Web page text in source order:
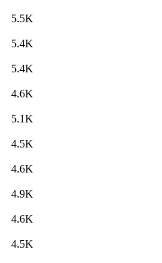
5.5K
5.4K
5.4K
4.6K
5.1K
4.5K
4.6K
4.9K
4.6K
4.5K